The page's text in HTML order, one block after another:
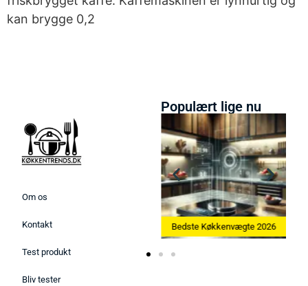
kan brygge 0,2
Om os
Kontakt
Test produkt
Bliv tester
Populært lige nu
Bedste Ismaskine 2026 Bedste Køkkenvægte 2026